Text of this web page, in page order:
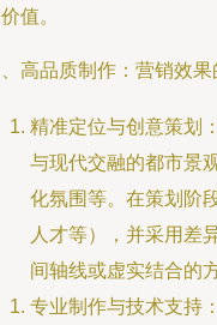
值。
高品质制作：营销效
精准定位与创意策划
与现代交融的都市景
化氛围等。在策划阶
人才等），并采用差
间轴线或虚实结合的
专业制作与技术支持